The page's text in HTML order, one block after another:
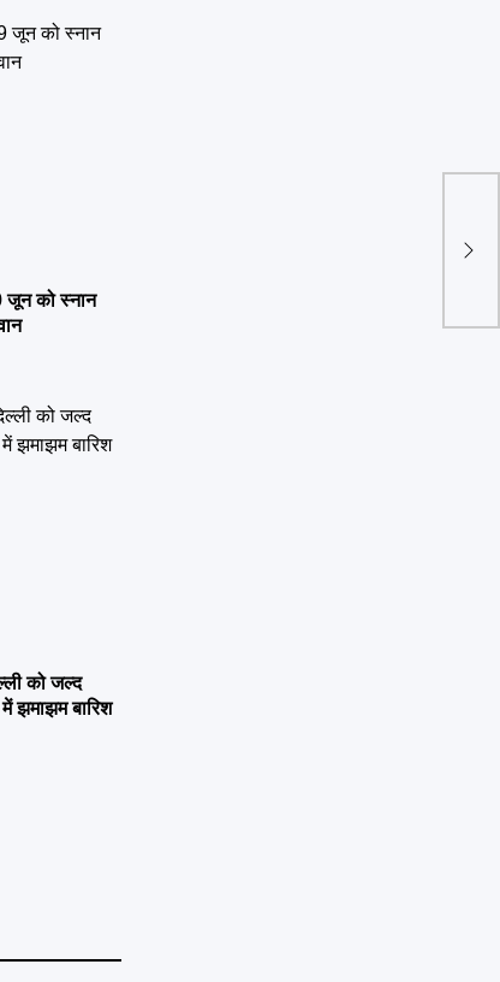
को स्नान
को जल्द
झमाझम बारिश
का